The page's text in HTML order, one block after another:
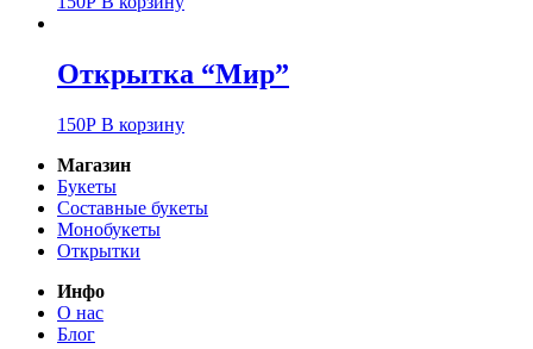
Открытка “Мир”
150Р В корзину
Магазин
Букеты
Составные букеты
Монобукеты
Открытки
Инфо
О нас
Блог